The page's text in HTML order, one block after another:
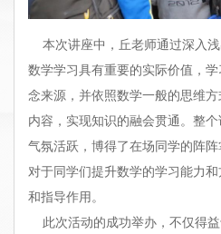
本次讲座中，丘老师通过深入
数学学习具有重要的实际价值，
念来源，并依照数学一般的思维
内容，实现知识的融会贯通。整
气氛活跃，博得了在场同学的阵
对于同学们提升数学的学习能力
和指导作用。
此次活动的成功举办，不仅得